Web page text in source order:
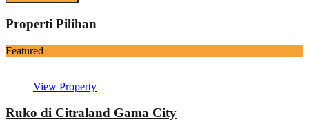
Properti Pilihan
Featured
View Property
Ruko di Citraland Gama City